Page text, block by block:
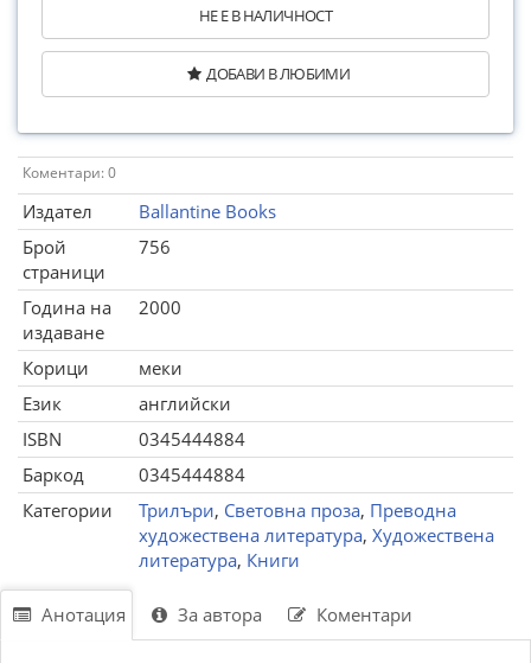
НЕ Е В НАЛИЧНОСТ
ДОБАВИ В ЛЮБИМИ
Коментари: 0
Издател
Ballantine Books
Брой
страници
756
Година на
издаване
2000
Корици
меки
Език
английски
ISBN
0345444884
Баркод
0345444884
Категории
Трилъри, Световна проза, Преводна
художествена литература, Художествена
литература, Книги
Анотация За автора Коментари